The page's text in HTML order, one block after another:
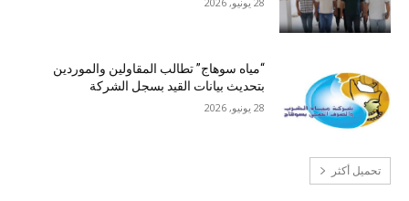
“مياه سوهاج” تطالب المقاولين والموردين
بتحديث بيانات القيد بسجل الشركة
28 يونيو, 2026
تحميل أكثر